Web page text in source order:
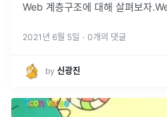
Web 계층구조에 대해 살펴보자
2021년 6월 5일 · 0개의 댓글
by 신광진